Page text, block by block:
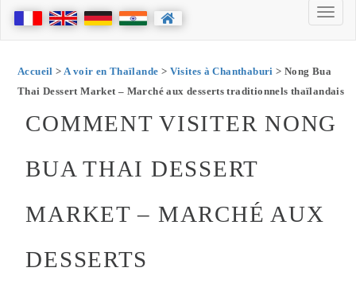
Accueil > A voir en Thaïlande > Visites à Chanthaburi > Nong Bua
Thai Dessert Market – Marché aux desserts traditionnels thaïlandais
COMMENT VISITER NONG
BUA THAI DESSERT
MARKET – MARCHÉ AUX
DESSERTS